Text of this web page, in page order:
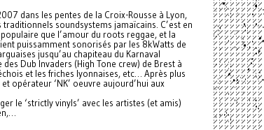
dans les pentes de la Croix-Rousse à Lyon,
soundsystems jamaïcains. C’est en
que l’amour du roots reggae, et la
puissamment sonorisés par les 8kWatts de
jusqu’au chapiteau du Karnaval
Dub Invaders (High Tone crew) de Brest à
et les friches lyonnaises, etc… Après plus
opérateur ‘NK’ oeuvre aujourd’hui aux
le ‘strictly vinyls’ avec les artistes (et amis)